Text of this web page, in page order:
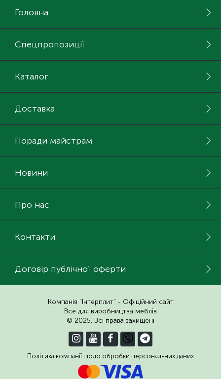
Головна
Спецпропозиції
Каталог
Доставка
Поради майстрам
Новини
Про нас
Контакти
Договір публічної оферти
Компанія "Інтерплит" - Офіційний сайт
Все для виробництва меблів
© 2025. Всі права захищені
Політика компанії щодо обробки персональних даних